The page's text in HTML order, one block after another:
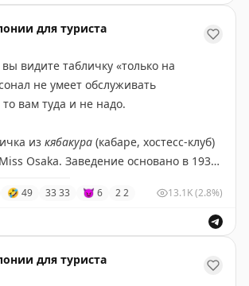
– взять билеты до Сеула и обратно
оттуда на лоукостере до Японии
ну и можно еще несколько дней
Южную Корею. Так дольше лететь, но
от войн и политики.
для туриста
видите табличку «только на
не умеет обслуживать
вам туда и не надо.
из кябакура (кабаре, хостесс-клуб)
Osaka. Заведение основано в 1937
заведение Cabaret Grand в играх
в такие заведения ходят ради
эвфемизм, реально именно общения)
🤣 49 3333 😈 6 22 13.1K(2.8%)
для туриста